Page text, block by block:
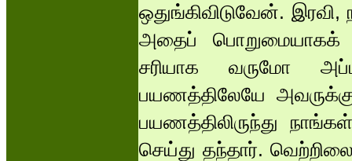
ஒதுங்கிவிடுவேன்.
அதைப் பொறுமையாகக்
சரியாக வருமோ
பயணத்திலேயே
பயணத்திலிருந்து
செய்து தந்தார்.